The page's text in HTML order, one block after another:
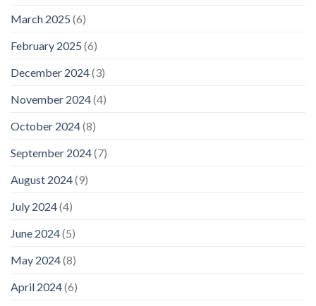
March 2025 (6)
February 2025 (6)
December 2024(3)
November 2024(4)
October 2024(8)
September 2024(7)
August 2024(9)
July 2024(4)
June 2024(5)
May 2024(8)
April 2024(6)